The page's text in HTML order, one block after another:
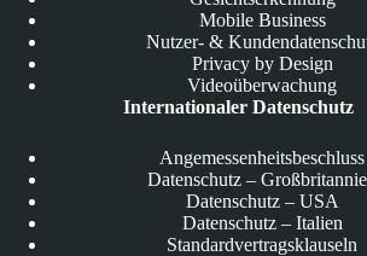
Mobile Business
Nutzer- &
Privacy by Design
Videoüberwachung
Internationaler Datenschutz
Angemessenheitsbeschluss
Datenschutz –
Datenschutz – USA
Datenschutz – Italien
Standardvertragsklauseln